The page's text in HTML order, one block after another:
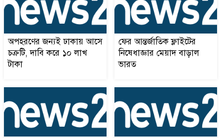
বিশ্বমঞ্চে বাংলাদেশের ফরিদ
আহাম্মদ রনির অনন্য অভিযাত্রা
১৩
চ্যানেল এস-এর দুই বছর
১৪
লিয়ান্নার স্মরণে ভিন্যু-সুর-সেনে
মানববন্ধন : ন্যায়বিচারের দাবিতে
সোচ্চার SAF
১৫
অপহরণের জন্যই ঢাকায় আসে
চক্রটি, দাবি করে ১০ লাখ
টাকা
ফের আন্তর্জাতিক ফ্লাইটের
নিষেধাজ্ঞার মেয়াদ বাড়াল
ভারত